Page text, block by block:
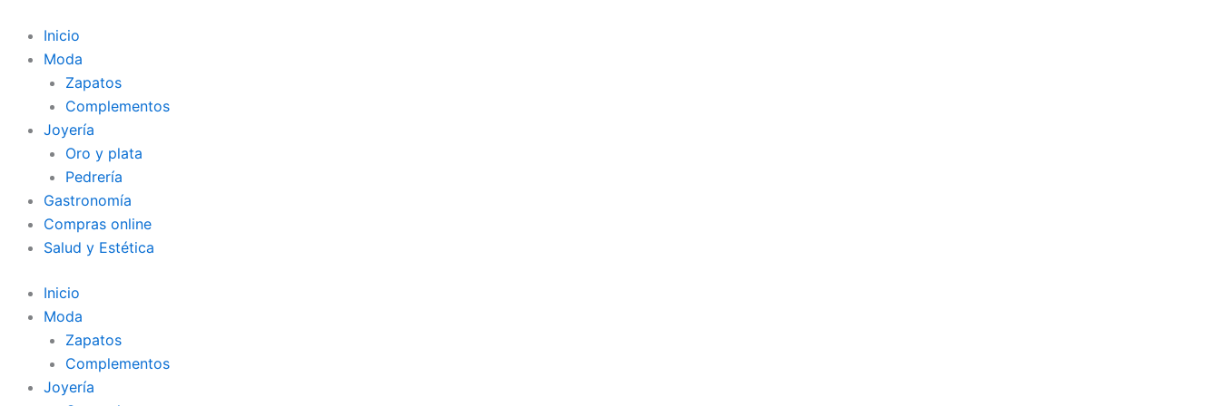
contenido
Inicio
Moda
Zapatos
Complementos
Joyería
Oro y plata
Pedrería
Gastronomía
Compras online
Salud y Estética
Inicio
Moda
Zapatos
Complementos
Joyería